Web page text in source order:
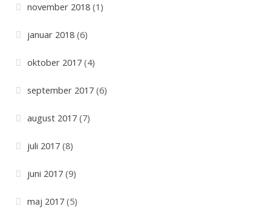
november 2018(1)
januar 2018(6)
oktober 2017(4)
september 2017(6)
august 2017(7)
juli 2017(8)
juni 2017(9)
maj 2017(5)